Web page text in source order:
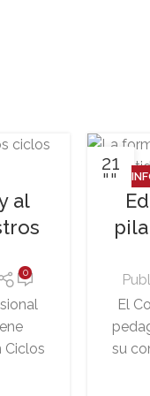
al
0
Ciclos
21
JUL
El
su